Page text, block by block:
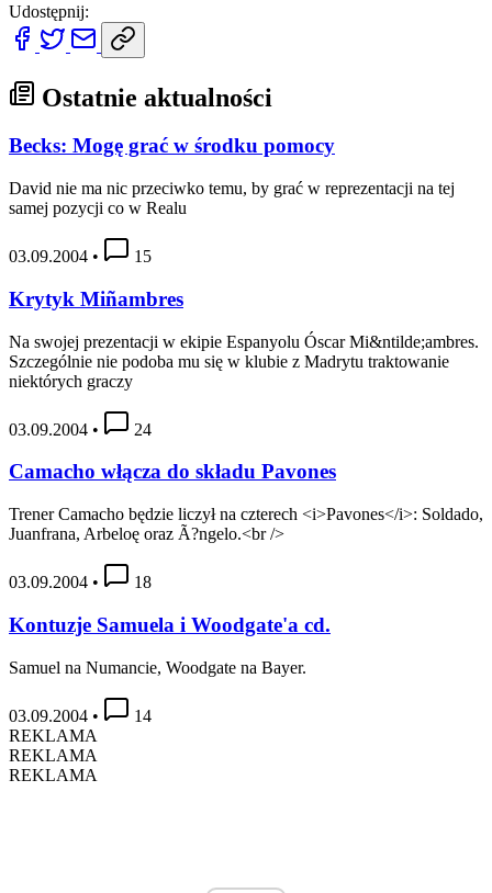
Udostępnij:
Ostatnie aktualności
Becks: Mogę grać w środku pomocy
David nie ma nic przeciwko temu, by grać w reprezentacji na tej
samej pozycji co w Realu
03.09.2004 • 15
Krytyk Miñambres
Na swojej prezentacji w ekipie Espanyolu Óscar Mi&ntilde;ambres.
Szczególnie nie podoba mu się w klubie z Madrytu traktowanie
niektórych graczy
03.09.2004 • 24
Camacho włącza do składu Pavones
Trener Camacho będzie liczył na czterech <i>Pavones</i>: Soldado,
Juanfrana, Arbeloę oraz Ã?ngelo.<br />
03.09.2004 • 18
Kontuzje Samuela i Woodgate'a cd.
Samuel na Numancie, Woodgate na Bayer.
03.09.2004 •
14
REKLAMA
REKLAMA
REKLAMA